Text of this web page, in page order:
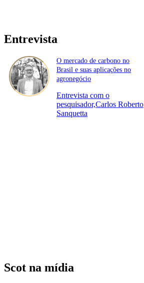
Entrevista
O mercado de carbono no
Brasil e suas aplicações no
agronegócio
Entrevista com o
pesquisador,Carlos Roberto
Sanquetta
Scot na mídia